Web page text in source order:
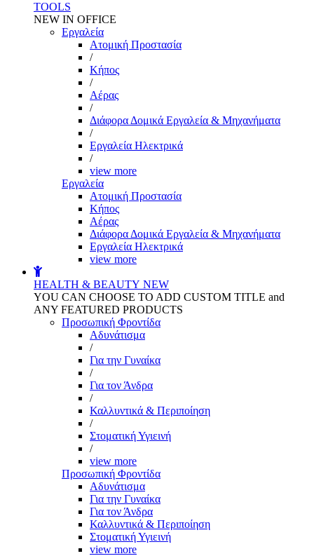
TOOLS
NEW IN OFFICE
Εργαλεία
Aτομική Προστασία
/
Kήπος
/
Αέρας
/
Διάφορα Δομικά Εργαλεία & Μηχανήματα
/
Εργαλεία Ηλεκτρικά
/
view more
Εργαλεία
Aτομική Προστασία
Kήπος
Αέρας
Διάφορα Δομικά Εργαλεία & Μηχανήματα
Εργαλεία Ηλεκτρικά
view more
HEALTH & BEAUTY NEW
YOU CAN CHOOSE TO ADD CUSTOM TITLE and
ANY FEATURED PRODUCTS
Προσωπική Φροντίδα
Αδυνάτισμα
/
Για την Γυναίκα
/
Για τον Άνδρα
/
Καλλυντικά & Περιποίηση
/
Στοματική Υγιεινή
/
view more
Προσωπική Φροντίδα
Αδυνάτισμα
Για την Γυναίκα
Για τον Άνδρα
Καλλυντικά & Περιποίηση
Στοματική Υγιεινή
view more